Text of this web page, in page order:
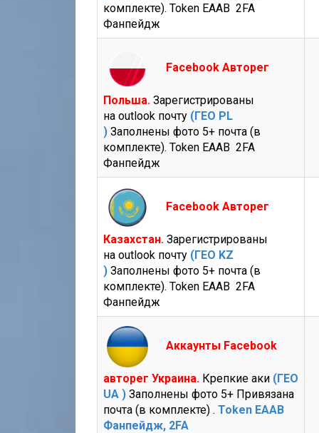
комплекте). Token EAAB 2FA
Фанпейдж
Facebook Авторег
Польша. Зарегистрированы
на outlook почту (ГЕО PL
) Заполнены фото 5+ почта (в
комплекте). Token EAAB 2FA
Фанпейдж
Facebook Авторег
Казахстан. Зарегистрированы
на outlook почту (ГЕО KZ
) Заполнены фото 5+ почта (в
комплекте). Token EAAB 2FA
Фанпейдж
Аккаунты Facebook
авторег Украина. Крепкие аки (ГЕО
UA ) Заполнены фото 5+ Привязана
почта (в комплекте) . Token EAAB
Фанпейдж, 2FA